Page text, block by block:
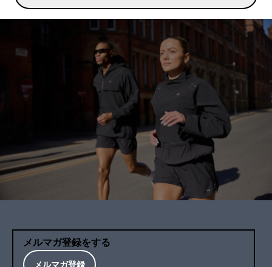
メルマガ登録をする
メルマガ登録